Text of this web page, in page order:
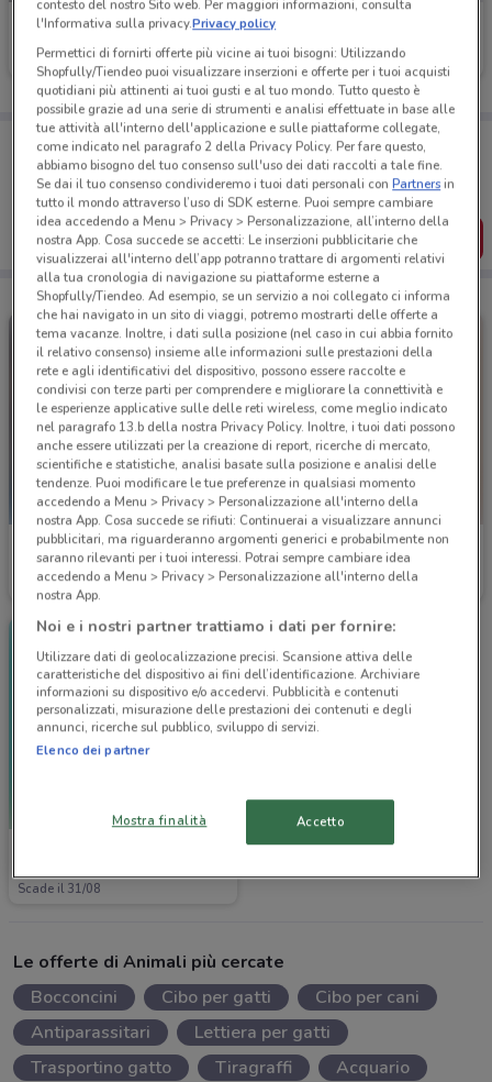
Eurospesa
Scade mercoledì 1.7 km Scade il 31/12 7.6 km
Porta DoveConviene sempre con te!
Puoi trovare le migliori offerte dei negozi vicino a te,
salvarle e creare la tua lista del risparmio, comodamente
dal tuo cellulare.
SCARICA L’APP
Ferplast
Scade il 31/12 7.6 km
Ferplast
Scade il 31/12
Scade il 31/08
Le offerte di Animali più cercate
Bocconcini
Cibo per gatti
Cibo per cani
Antiparassitari
Lettiera per gatti
Trasportino gatto
Tiragraffi Acquario
contesto del nostro Sito web. Per maggiori informazioni, consulta
l'Informativa sulla privacy.Privacy policy
Permettici di fornirti offerte più vicine ai tuoi bisogni: Utilizzando
Shopfully/Tiendeo puoi visualizzare inserzioni e offerte per i tuoi acquisti
quotidiani più attinenti ai tuoi gusti e al tuo mondo. Tutto questo è
possibile grazie ad una serie di strumenti e analisi effettuate in base alle
tue attività all'interno dell'applicazione e sulle piattaforme collegate,
come indicato nel paragrafo 2 della Privacy Policy. Per fare questo,
abbiamo bisogno del tuo consenso sull'uso dei dati raccolti a tale fine.
Se dai il tuo consenso condivideremo i tuoi dati personali conPartnersin
tutto il mondo attraverso l’uso di SDK esterne. Puoi sempre cambiare
idea accedendo a Menu > Privacy > Personalizzazione, all’interno della
nostra App. Cosa succede se accetti: Le inserzioni pubblicitarie che
visualizzerai all'interno dell’app potranno trattare di argomenti relativi
alla tua cronologia di navigazione su piattaforme esterne a
Shopfully/Tiendeo. Ad esempio, se un servizio a noi collegato ci informa
che hai navigato in un sito di viaggi, potremo mostrarti delle offerte a
tema vacanze. Inoltre, i dati sulla posizione (nel caso in cui abbia fornito
il relativo consenso) insieme alle informazioni sulle prestazioni della
rete e agli identificativi del dispositivo, possono essere raccolte e
condivisi con terze parti per comprendere e migliorare la connettività e
le esperienze applicative sulle delle reti wireless, come meglio indicato
nel paragrafo 13.b della nostra Privacy Policy. Inoltre, i tuoi dati possono
anche essere utilizzati per la creazione di report, ricerche di mercato,
scientifiche e statistiche, analisi basate sulla posizione e analisi delle
tendenze. Puoi modificare le tue preferenze in qualsiasi momento
accedendo a Menu > Privacy > Personalizzazione all'interno della
nostra App. Cosa succede se rifiuti: Continuerai a visualizzare annunci
pubblicitari, ma riguarderanno argomenti generici e probabilmente non
saranno rilevanti per i tuoi interessi. Potrai sempre cambiare idea
accedendo a Menu > Privacy > Personalizzazione all'interno della
nostra App.
Noi e i nostri partner trattiamo i dati per fornire:
Utilizzare dati di geolocalizzazione precisi. Scansione attiva delle
caratteristiche del dispositivo ai fini dell’identificazione. Archiviare
informazioni su dispositivo e/o accedervi. Pubblicità e contenuti
personalizzati, misurazione delle prestazioni dei contenuti e degli
annunci, ricerche sul pubblico, sviluppo di servizi.
Elenco dei partner
Mostra finalità Accetto